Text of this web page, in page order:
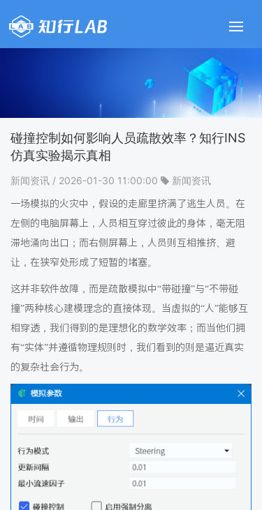
碰撞控制如何影响人员疏散效率？知行INS
仿真实验揭示真相
新闻资讯 / 2026-01-30 11:00:00 新闻资讯
一场模拟的火灾中，假设的走廊里挤满了逃生人员。在
左侧的电脑屏幕上，人员相互穿过彼此的身体，毫无阻
滞地涌向出口；而右侧屏幕上，人员则互相推挤、避
让，在狭窄处形成了短暂的堵塞。
这并非软件故障，而是疏散模拟中“带碰撞”与“不带碰
撞”两种核心建模理念的直接体现。当虚拟的“人”能够互
相穿透，我们得到的是理想化的数学效率；而当他们拥
有“实体”并遵循物理规则时，我们看到的则是逼近真实
的复杂社会行为。